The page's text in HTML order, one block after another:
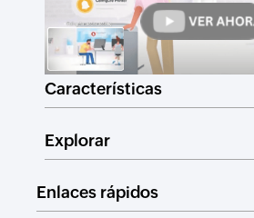
Características
Explorar
Enlaces rápidos